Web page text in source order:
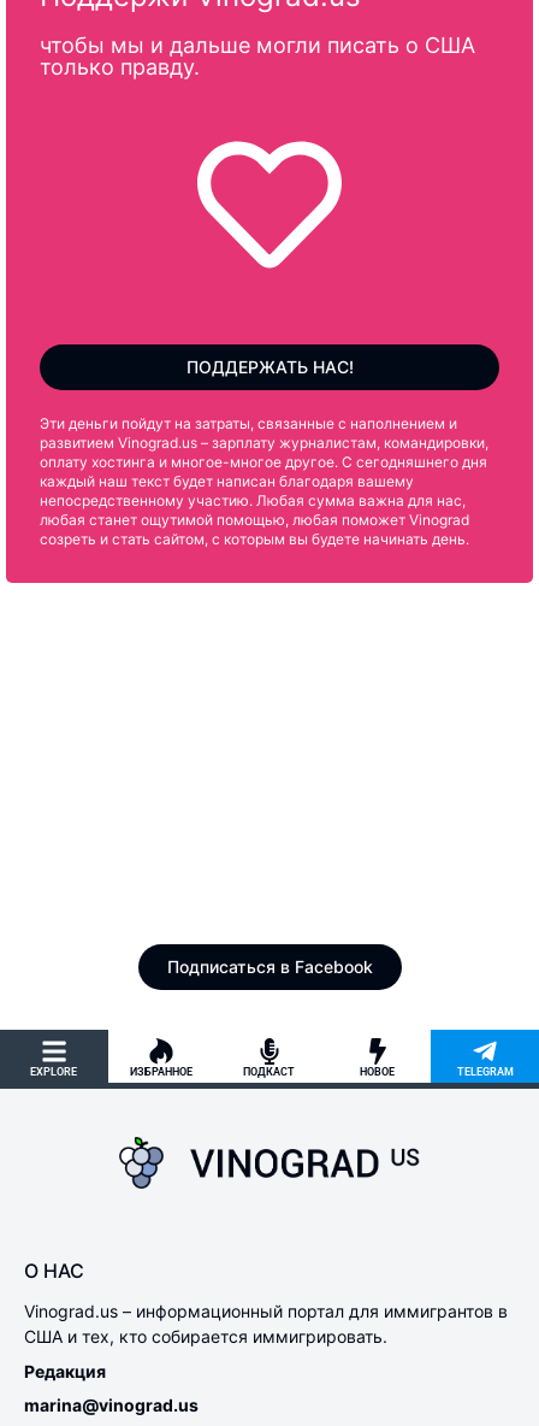
чтобы мы и дальше могли писать о США
только правду.
ПОДДЕРЖАТЬ НАС!
Эти деньги пойдут на затраты, связанные с наполнением и
развитием Vinograd.us – зарплату журналистам, командировки,
оплату хостинга и многое-многое другое. С сегодняшнего дня
каждый наш текст будет написан благодаря вашему
непосредственному участию. Любая сумма важна для нас,
любая станет ощутимой помощью, любая поможет Vinograd
созреть и стать сайтом, с которым вы будете начинать день.
Подписаться в Facebook
EXPLORE ИЗБРАННОЕ ПОДКАСТ НОВОЕ TELEGRAM
О НАС
Vinograd.us – информационный портал для иммигрантов в
США и тех, кто собирается иммигрировать.
Редакция
marina@vinograd.us